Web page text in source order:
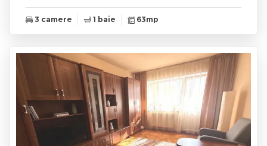
3 camere 1 baie 63mp